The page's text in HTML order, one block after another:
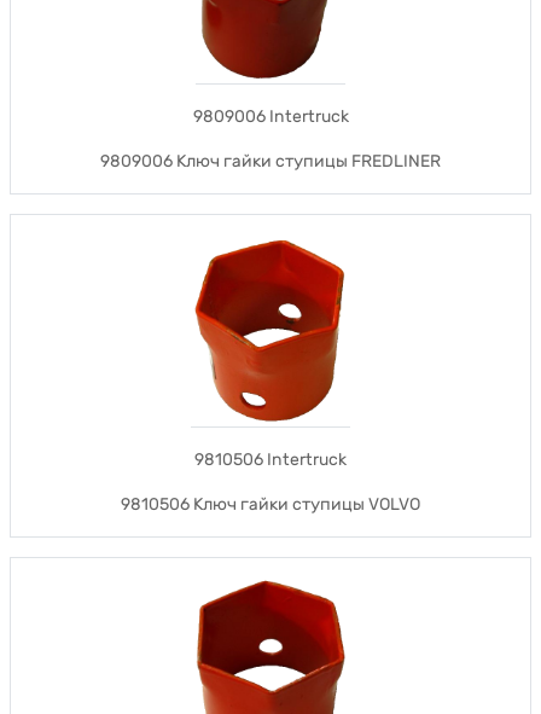
9809006 Intertruck
9809006 Ключ гайки ступицы FREDLINER
9810506 Intertruck
9810506 Ключ гайки ступицы VOLVO